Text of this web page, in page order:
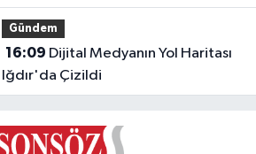
yapıldı
Gündem
16:09
Iğdır'da Çizildi